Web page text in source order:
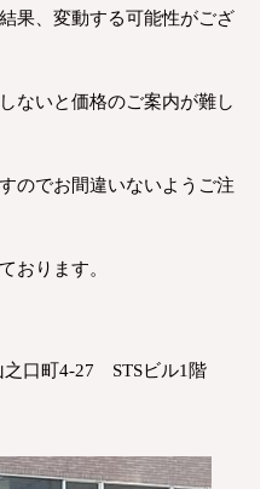
果、変動する可能性がござ
ないと価格のご案内が難し
のでお間違いないようご注
おります。
之口町4-27 STSビル1階